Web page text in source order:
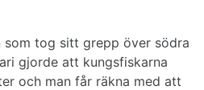
som tog sitt grepp över södra
gjorde att kungsfiskarna
och man får räkna med att